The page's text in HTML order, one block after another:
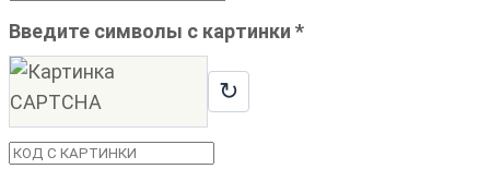
Введите символы с картинки *
↻